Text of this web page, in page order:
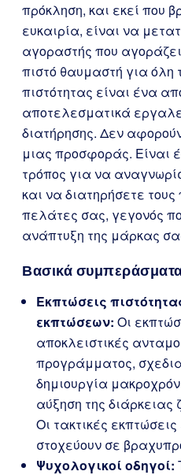
πρόκληση, και εκεί που
ευκαιρία, είναι να
αγοραστής που
πιστό θαυμαστή για όλη
πιστότητας είναι ένα
αποτελεσματικά
διατήρησης. Δεν
μιας προσφοράς. Είναι
τρόπος για να
και να διατηρήσετε τους
πελάτες σας, γεγονός
ανάπτυξη της μάρκας
Βασικά
Εκπτώσεις
εκπτώσεων: Οι
αποκλειστικές
προγράμματος,
δημιουργία
αύξηση της
Οι τακτικές
στοχεύουν σε
Ψυχολογικοί οδηγοί: